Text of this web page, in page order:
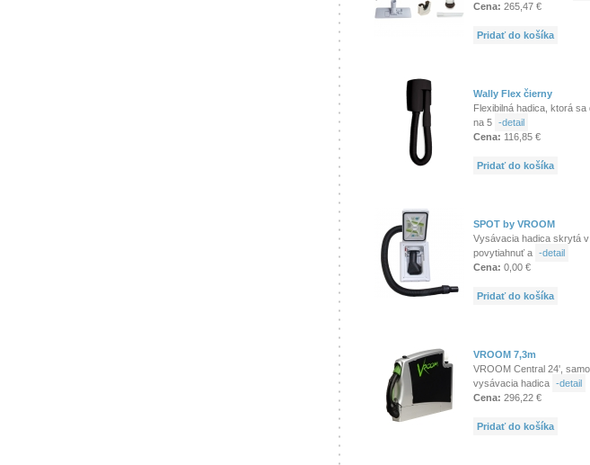
Cena: 265,47 €
Pridať do košíka
Wally Flex čierny
Flexibilná hadica, ktorá sa
na 5 -detail
Cena: 116,85 €
Pridať do košíka
SPOT by VROOM
Vysávacia hadica skrytá
povytiahnuť a -detail
Cena: 0,00 €
Pridať do košíka
VROOM 7,3m
VROOM Central 24',
vysávacia hadica -detail
Cena: 296,22 €
Pridať do košíka